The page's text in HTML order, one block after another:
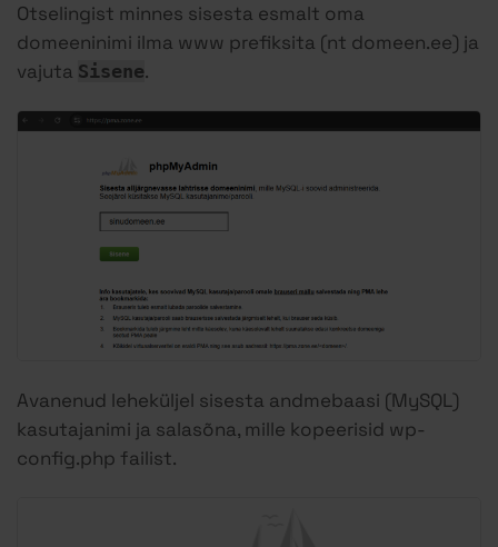
Otselingist minnes sisesta esmalt oma
domeeninimi ilma www prefiksita (nt domeen.ee) ja
vajuta Sisene.
Avanenud leheküljel sisesta andmebaasi (MySQL)
kasutajanimi ja salasõna, mille kopeerisid wp-
config.php failist.